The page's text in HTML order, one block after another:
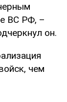
ВС РФ, –
он.
чем